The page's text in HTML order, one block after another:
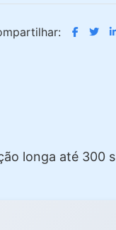
longa até 300 s